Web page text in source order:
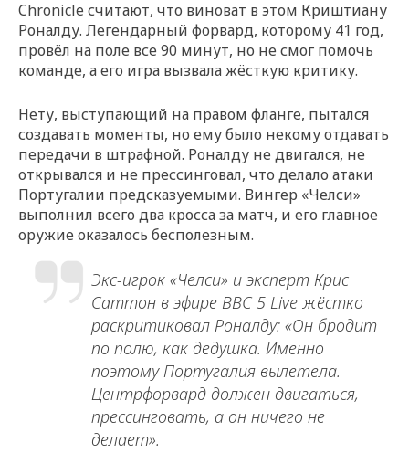
Chronicle считают, что виноват в этом Криштиану
Роналду. Легендарный форвард, которому 41 год,
провёл на поле все 90 минут, но не смог помочь
команде, а его игра вызвала жёсткую критику.
Нету, выступающий на правом фланге, пытался
создавать моменты, но ему было некому отдавать
передачи в штрафной. Роналду не двигался, не
открывался и не прессинговал, что делало атаки
Португалии предсказуемыми. Вингер «Челси»
выполнил всего два кросса за матч, и его главное
оружие оказалось бесполезным.
Экс-игрок «Челси» и эксперт Крис
Саттон в эфире BBC 5 Live жёстко
раскритиковал Роналду: «Он бродит
по полю, как дедушка. Именно
поэтому Португалия вылетела.
Центрфорвард должен двигаться,
прессинговать, а он ничего не
делает».